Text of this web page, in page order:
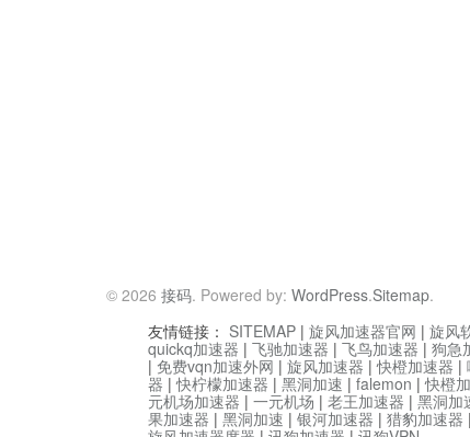
© 2026 接码. Powered by: WordPress.Sitemap.
友情链接： SITEMAP | 旋风加速器官网 | 旋风
quickq加速器 | 飞驰加速器 | 飞鸟加速器 | 狗急
| 免费vqn加速外网 | 旋风加速器 |快橙加速器 |
器 |快柠檬加速器 | 黑洞加速 | falemon |快橙
元机场加速器 | 一元机场 | 老王加速器 | 黑洞加
果加速器 | 黑洞加速 | 银河加速器 | 猎豹加速器 |